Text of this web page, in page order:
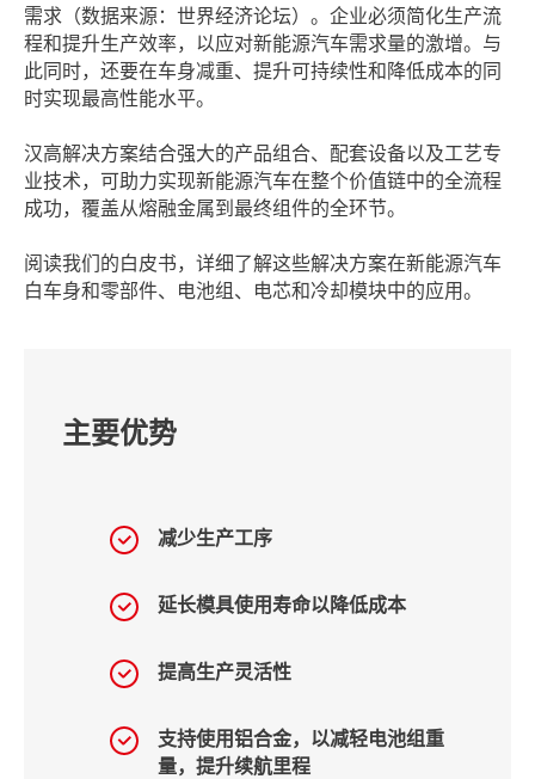
需求（数据来源：世界经济论坛）。企业必须简化生产流
程和提升生产效率，以应对新能源汽车需求量的激增。与
此同时，还要在车身减重、提升可持续性和降低成本的同
时实现最高性能水平。
汉高解决方案结合强大的产品组合、配套设备以及工艺专
业技术，可助力实现新能源汽车在整个价值链中的全流程
成功，覆盖从熔融金属到最终组件的全环节。
阅读我们的白皮书，详细了解这些解决方案在新能源汽车
白车身和零部件、电池组、电芯和冷却模块中的应用。
主要优势
减少生产工序
延长模具使用寿命以降低成本
提高生产灵活性
支持使用铝合金，以减轻电池组重
量，提升续航里程